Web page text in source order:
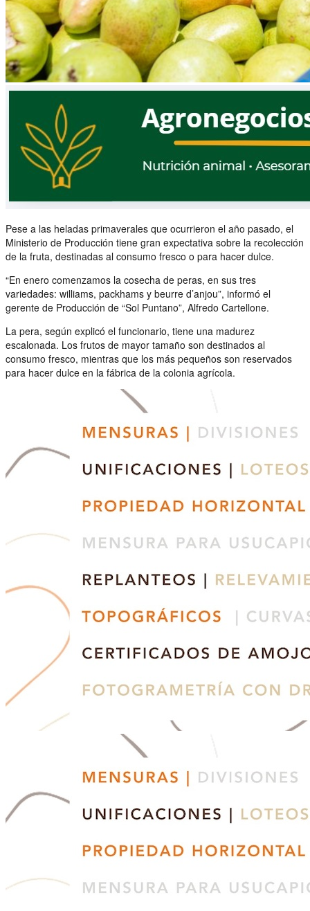
Pese a las heladas primaverales que ocurrieron el año pasado, el
Ministerio de Producción tiene gran expectativa sobre la recolección
de la fruta, destinadas al consumo fresco o para hacer dulce.
“En enero comenzamos la cosecha de peras, en sus tres
variedades: williams, packhams y beurre d’anjou”, informó el
gerente de Producción de “Sol Puntano”, Alfredo Cartellone.
La pera, según explicó el funcionario, tiene una madurez
escalonada. Los frutos de mayor tamaño son destinados al
consumo fresco, mientras que los más pequeños son reservados
para hacer dulce en la fábrica de la colonia agrícola.